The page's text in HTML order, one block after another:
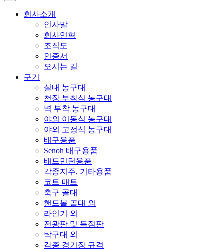
회사소개
인사말
회사연혁
조직도
인증서
오시는 길
구기
실내 농구대
천장 부착식 농구대
벽 부착 농구대
야외 이동식 농구대
야외 고정식 농구대
배구용품
Senoh 배구용품
배드민턴용품
각종지주, 기타용품
코트 매트
축구 골대
핸드볼 골대 외
라인기 외
전광판 및 득점판
탁구대 외
각종 경기장 규격